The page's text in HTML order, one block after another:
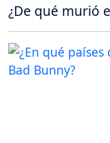
¿De qué murió